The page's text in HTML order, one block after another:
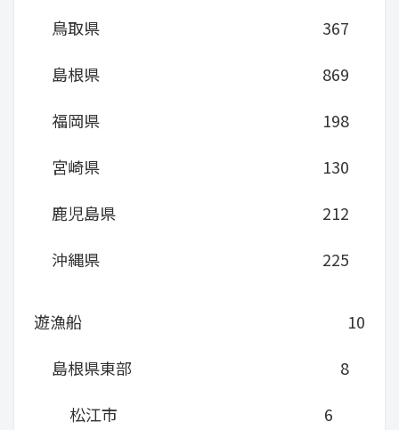
鳥取県
367
島根県
869
福岡県
198
宮崎県
130
鹿児島県
212
沖縄県
225
遊漁船
10
島根県東部
8
松江市
6